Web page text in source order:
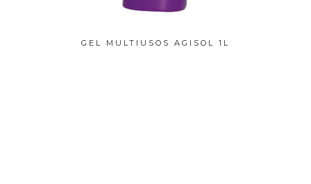
GEL MULTIUSOS AGISOL 1L